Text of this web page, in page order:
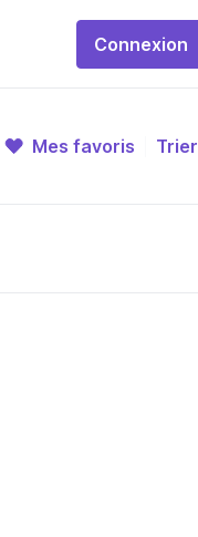
Connexion
Mes favoris Trier